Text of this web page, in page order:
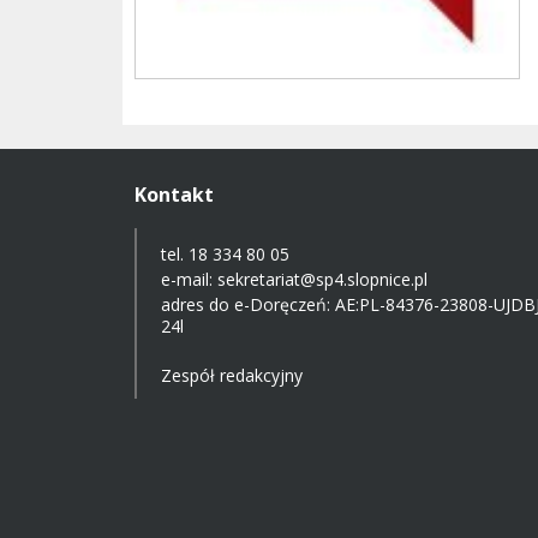
Kontakt
tel. 18 334 80 05
e-mail: sekretariat@sp4.slopnice.pl
adres do e-Doręczeń: AE:PL-84376-23808-
24l
Zespół redakcyjny